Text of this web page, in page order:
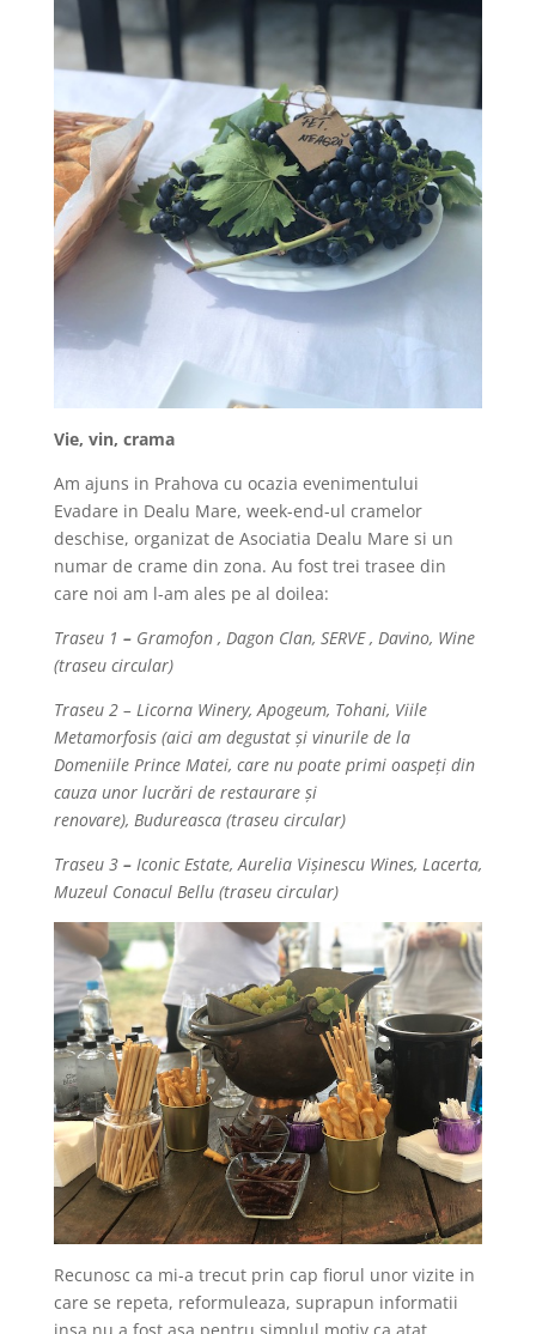
Vie, vin, crama
Am ajuns in Prahova cu ocazia evenimentului
Evadare in Dealu Mare, week-end-ul cramelor
deschise, organizat de Asociatia Dealu Mare si un
numar de crame din zona. Au fost trei trasee din
care noi am l-am ales pe al doilea:
Traseu 1 – Gramofon , Dagon Clan, SERVE , Davino, Wine
(traseu circular)
Traseu 2– Licorna Winery, Apogeum, Tohani, Viile
Metamorfosis (aici am degustat și vinurile de la
Domeniile Prince Matei, care nu poate primi oaspeți din
cauza unor lucrări de restaurare și
renovare), Budureasca (traseu circular)
Traseu 3 – Iconic Estate, Aurelia Vișinescu Wines, Lacerta,
Muzeul Conacul Bellu (traseu circular)
Recunosc ca mi-a trecut prin cap fiorul unor vizite in
care se repeta, reformuleaza, suprapun informatii